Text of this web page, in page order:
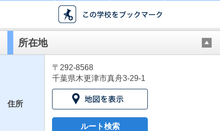
所在地
住所
〒292-8568
千葉県木更津市真舟3-29-1
ルート検索